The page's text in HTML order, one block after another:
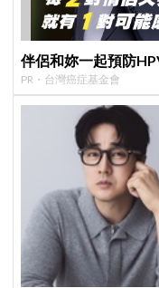
伴侶和妳一起預防
PR・台灣癌症基金會